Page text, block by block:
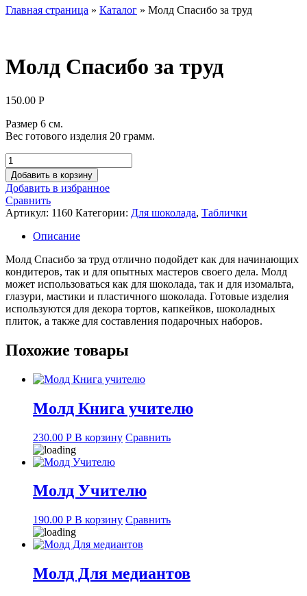
Главная страница » Каталог » Молд Спасибо за труд
Молд Спасибо за труд
150.00 Р
Размер 6 см.
Вес готового изделия 20 грамм.
Количество
товара
Молд
Спасибо
за
труд
Добавить в корзину
Добавить в избранное
Сравнить
Артикул: 1160 Категории: Для шоколада, Таблички
Описание
Молд Спасибо за труд отлично подойдет как для начинающих
кондитеров, так и для опытных мастеров своего дела. Молд
может использоваться как для шоколада, так и для изомальта,
глазури, мастики и пластичного шоколада. Готовые изделия
используются для декора тортов, капкейков, шоколадных
плиток, а также для составления подарочных наборов.
Похожие товары
Молд Книга учителю
230.00 Р В корзину Сравнить
Молд Учителю
190.00 Р В корзину Сравнить
Молд Для медиантов